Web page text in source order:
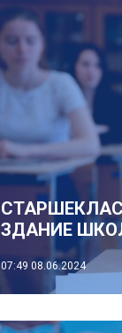
ЗДАНИЕ
07:49 08.06.2024